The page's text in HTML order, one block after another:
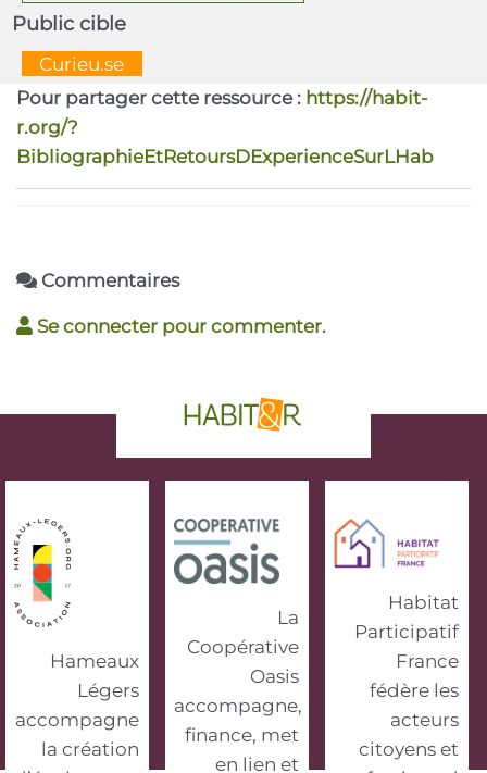
Public cible
  Curieu.se
Pour partager cette ressource : https://habit-
r.org/?
BibliographieEtRetoursDExperienceSurLHab
Commentaires
Se connecter pour commenter.
phrase d'accroche
Hameaux
Légers
accompagne
la création
La
Coopérative
Oasis
accompagne,
finance, met
en lien et
Habitat
Participatif
France
fédère les
acteurs
citoyens et